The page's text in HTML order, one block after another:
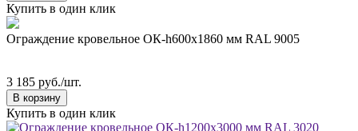
Купить в один клик
Ограждение кровельное ОК-h600х1860 мм RAL 9005
3 185 руб./шт.
В корзину
Купить в один клик